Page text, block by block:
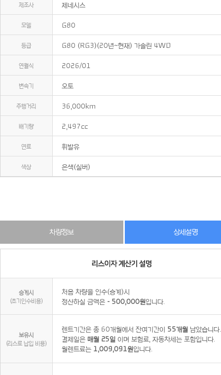
제조사 제네시스
모델 G80
등급 G80 (RG3)(20년~현재) 가솔린 4WD
연월식 2026/01
변속기 오토
주행거리 36,000km
배기량 2,497cc
연료 휘발유
색상 은색(실버)
차량정보 상세설명
승계시
(초기인수비용)
처음 차량을 인수(승계)시
정산하실 금액은 - 500,000원입니다.
보유시
(리스료 납입 비용)
렌트기간은 총 60개월에서 잔여기간이 55개월 남았습니다.
결제일은 매월 25일 이며 보험료, 자동차세는 포함입니다.
월렌트료는 1,009,091원입니다.